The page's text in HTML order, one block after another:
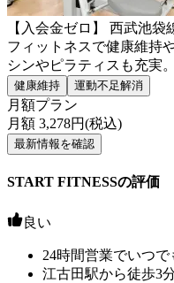
【入会金ゼロ】 西武池
フィットネスで健康維持
シンやピラティスも充実。
健康維持 運動不足解消
月額プラン
月額 3,278円(税込)
最新情報を確認
START FITNESSの評価
良い
24時間営業でいつ
江古田駅から徒歩3